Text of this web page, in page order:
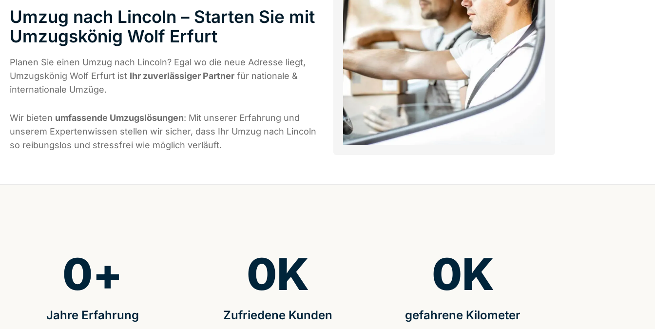
Umzug nach Lincoln – Starten Sie mit
Umzugskönig Wolf Erfurt
Planen Sie einen Umzug nach Lincoln? Egal wo die neue Adresse liegt,
Umzugskönig Wolf Erfurt ist Ihr zuverlässiger Partner für nationale &
internationale Umzüge.
Wir bieten umfassende Umzugslösungen: Mit unserer Erfahrung und
unserem Expertenwissen stellen wir sicher, dass Ihr Umzug nach Lincoln
so reibungslos und stressfrei wie möglich verläuft.
Jahre Erfahrung
0+
Zufriedene Kunden
0K
gefahrene Kilometer
0K